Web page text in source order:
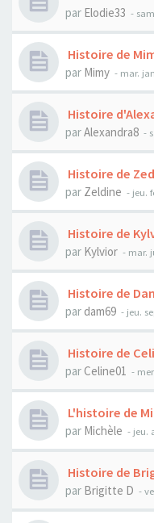
par Elodie33 -
Histoire de
par Mimy - mar.
Histoire
parAlexandra8 -
Histoire de
par Zeldine - jeu.
Histoire de
par Kylvior - mar.
Histoire de
par dam69 - jeu.
Histoire de
par Celine01 -
L'histoire de
par Michèle - jeu.
Histoire de
par Brigitte D -